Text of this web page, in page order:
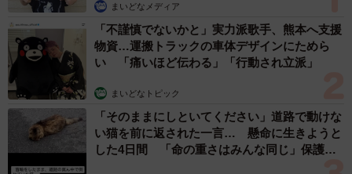
まいどなメディア
「不謹慎でないかと」実力派歌手、熊本へ支援
物資…運搬トラックの車体デザインにためら
い 「痛いほど伝わる」「行動され立派」
まいどなトピック
「そのままにしといてください」道路で動けな
い猫を前に返された一言… 懸命に生きようと
した4日間 「命の重さはみんな同じ」保護団